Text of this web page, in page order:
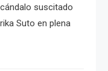
suscitado
Suto en plena